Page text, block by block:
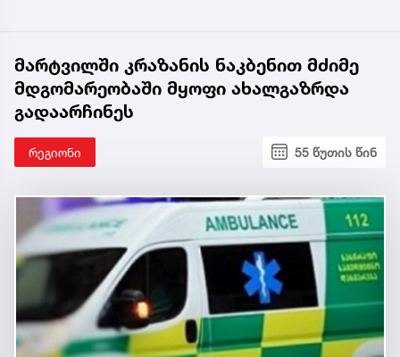
მარტვილში კრაზანის ნაკბენით მძიმე
მდგომარეობაში მყოფი ახალგაზრდა
გადაარჩინეს
რეგიონი 55 წუთის წინ